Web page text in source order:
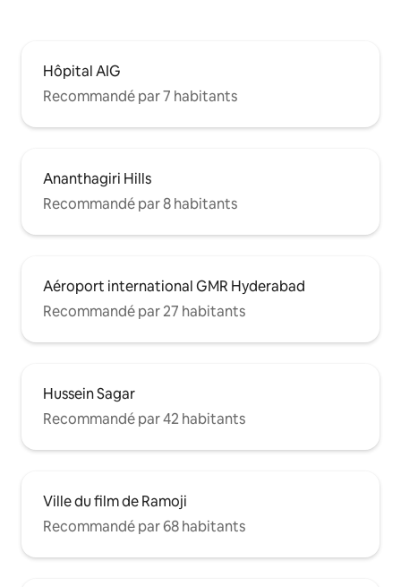
Hôpital AIG
Recommandé par 7 habitants
Ananthagiri Hills
Recommandé par 8 habitants
Aéroport international GMR Hyderabad
Recommandé par 27 habitants
Hussein Sagar
Recommandé par 42 habitants
Ville du film de Ramoji
Recommandé par 68 habitants